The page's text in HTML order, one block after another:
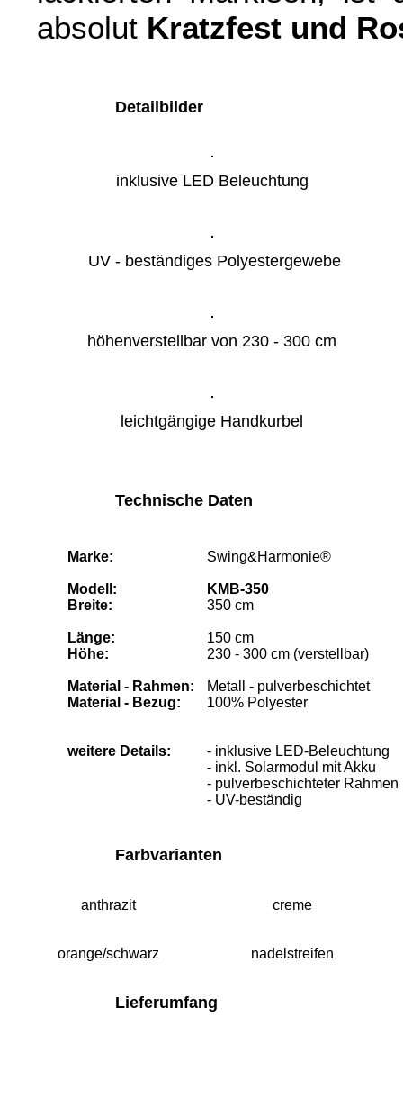
absolut Kratzfest und
Detailbilder
inklusive LED Beleuchtung
UV - beständiges Polyestergewebe
höhenverstellbar von 230 - 300 cm
leichtgängige Handkurbel
Technische Daten
Marke: Swing&Harmonie®
Modell:
KMB-350
Breite:
350 cm
Länge:
150 cm
Höhe:
230 - 300 cm (verstellbar)
Material - Rahmen:
Metall - pulverbeschichtet
Material - Bezug:
100% Polyester
weitere Details:
- inklusive LED-Beleuchtung
- inkl. Solarmodul mit Akku
- pulverbeschichteter Rahmen
- UV-beständig
Farbvarianten
anthrazit creme
orange/schwarz nadelstreifen
Lieferumfang